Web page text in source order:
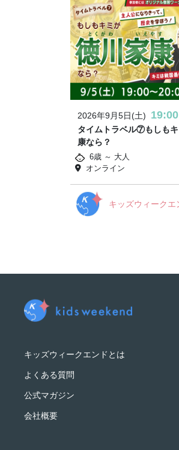
2026年9月5日(土) 19:00
タイムトラベル⑦もしも
康なら？
6歳 ～ 大人
オンライン
キッズウィークエ
キッズウィークエンドとは
よくある質問
公式マガジン
会社概要